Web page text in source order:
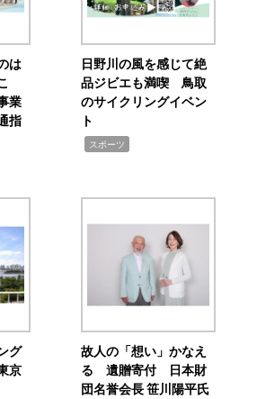
は
業
指
日野川の風を感じて絶
品ジビエも満喫 鳥取
のサイクリングイベン
ト
スポーツ
グ
京
故人の「想い」かなえ
る 遺贈寄付 日本財
団名誉会長 笹川陽平氏